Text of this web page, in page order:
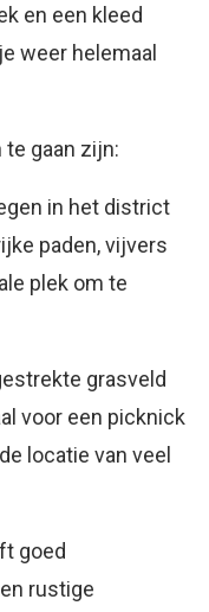
en een kleed
weer helemaal
gaan zijn:
in het district
paden, vijvers
plek om te
grasveld
voor een picknick
locatie van veel
goed
rustige